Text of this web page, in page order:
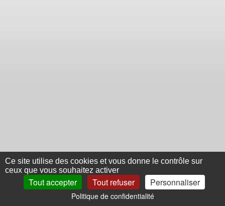
Ce site utilise des cookies et vous donne le contrôle sur
ceux que vous souhaitez activer
Tout accepter Tout refuser Personnaliser
Politique de confidentialité